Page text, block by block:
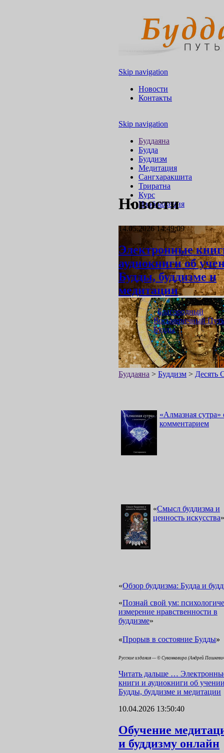
Skip navigation
Новости
Контакты
Skip navigation
Буддаяна
Будда
Буддизм
Медитация
Сангхаракшита
Триратна
Курс
Изображения
Буддаяна > Буддизм > Десять
Новости
14.05.2026 14:49:09
Электронные
аудиокниги об
Будды, буддизме и
медитации
«Благородный
Восьмеричный Путь
Будды»
«Алмазная сутра»
комментарием
«Смысл буддизма и
ценность искусства»
«Обзор буддизма: Будда и
«Познай свой ум:
измерение нравственности в
буддизме»
«Прорыв в состояние Будды»
Русские издания — © Суваннавира (Андрей
Читать дальше …
книги и аудиокниги об учении
Будды, буддизме и медитации
10.04.2026 13:50:40
Обучение
и буддизму онлайн